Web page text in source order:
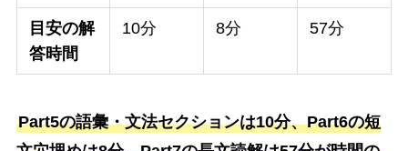
目安の解
答時間
10分 8分 57分
Part5の語彙・文法セクションは10分、Part6の短